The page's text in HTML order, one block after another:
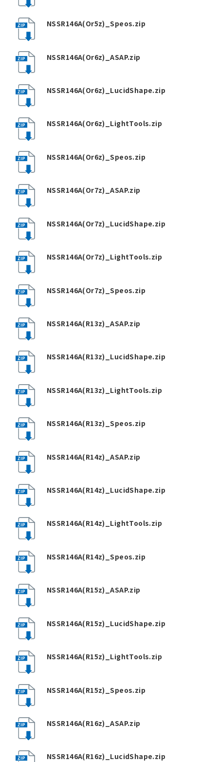
NSSR146A(Or5z)_Speos.zip
NSSR146A(Or6z)_ASAP.zip
NSSR146A(Or6z)_LucidShape.zip
NSSR146A(Or6z)_LightTools.zip
NSSR146A(Or6z)_Speos.zip
NSSR146A(Or7z)_ASAP.zip
NSSR146A(Or7z)_LucidShape.zip
NSSR146A(Or7z)_LightTools.zip
NSSR146A(Or7z)_Speos.zip
NSSR146A(R13z)_ASAP.zip
NSSR146A(R13z)_LucidShape.zip
NSSR146A(R13z)_LightTools.zip
NSSR146A(R13z)_Speos.zip
NSSR146A(R14z)_ASAP.zip
NSSR146A(R14z)_LucidShape.zip
NSSR146A(R14z)_LightTools.zip
NSSR146A(R14z)_Speos.zip
NSSR146A(R15z)_ASAP.zip
NSSR146A(R15z)_LucidShape.zip
NSSR146A(R15z)_LightTools.zip
NSSR146A(R15z)_Speos.zip
NSSR146A(R16z)_ASAP.zip
NSSR146A(R16z)_LucidShape.zip